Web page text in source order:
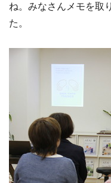
ね。みなさんメモを取
た。